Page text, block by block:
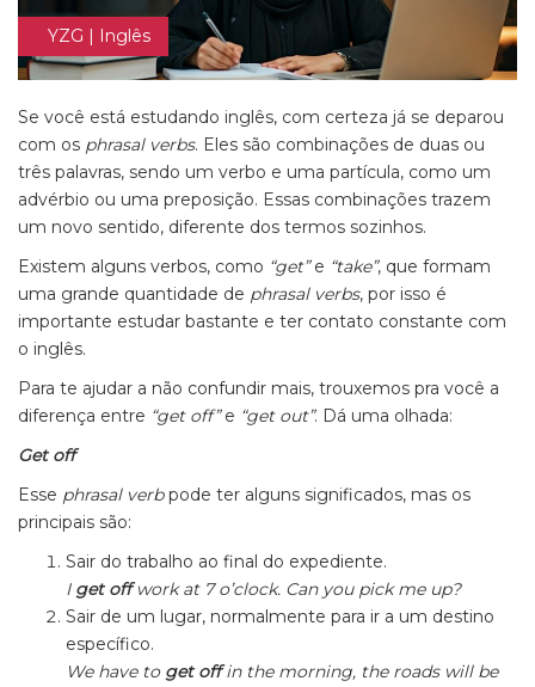
YZG | Inglês
Se você está estudando inglês, com certeza já se deparou
com os phrasal verbs. Eles são combinações de duas ou
três palavras, sendo um verbo e uma partícula, como um
advérbio ou uma preposição. Essas combinações trazem
um novo sentido, diferente dos termos sozinhos.
Existem alguns verbos, como “get”e “take”, que formam
uma grande quantidade de phrasal verbs, por isso é
importante estudar bastante e ter contato constante com
o inglês.
Para te ajudar a não confundir mais, trouxemos pra você a
diferença entre “get off”e “get out”. Dá uma olhada:
Get off
Esse phrasal verbpode ter alguns significados, mas os
principais são:
Sair do trabalho ao final do expediente.
I get offwork at 7 o’clock. Can you pick me up?
Sair de um lugar, normalmente para ir a um destino
específico.
We have to get offin the morning, the roads will be